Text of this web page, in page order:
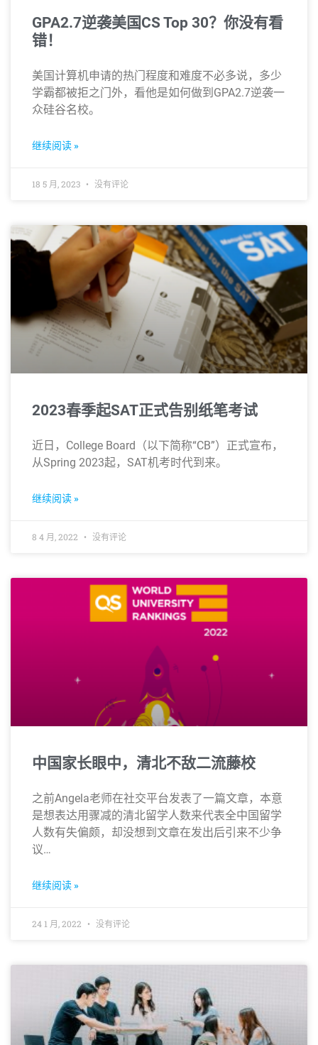
GPA2.7逆袭美国CS Top 30？你没有看
错！
美国计算机申请的热门程度和难度不必多说，多少
学霸都被拒之门外，看他是如何做到GPA2.7逆袭一
众硅谷名校。
继续阅读 »
18 5 月, 2023 没有评论
2023春季起SAT正式告别纸笔考试
近日，College Board（以下简称“CB”）正式宣布，
从Spring 2023起，SAT机考时代到来。
继续阅读 »
8 4 月, 2022 没有评论
中国家长眼中，清北不敌二流藤校
之前Angela老师在社交平台发表了一篇文章，本意
是想表达用骤减的清北留学人数来代表全中国留学
人数有失偏颇，却没想到文章在发出后引来不少争
议…
继续阅读 »
24 1 月, 2022 没有评论